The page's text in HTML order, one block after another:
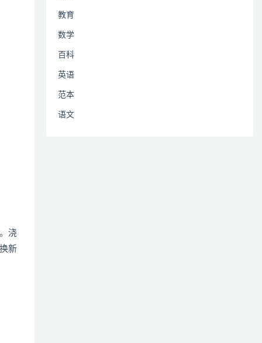
浇
新
教育
数学
百科
英语
范本
语文